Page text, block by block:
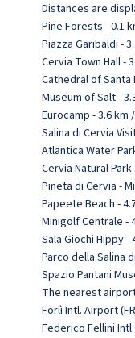
Distances are
Pine Forests - 0.1
Piazza Garibaldi -
Cervia Town Hall -
Cathedral of Santa
Museum of Salt -
Eurocamp - 3.6 km
Salina di Cervia
Atlantica Water
Cervia Natural Park
Pineta di Cervia -
Papeete Beach -
Minigolf Centrale -
Sala Giochi Hippy -
Parco della Salina
Spazio Pantani
The nearest
Forlì Intl. Airport
Federico Fellini